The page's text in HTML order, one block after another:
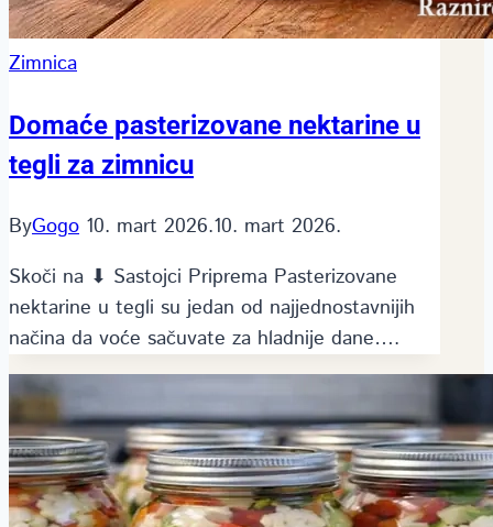
Zimnica
Domaće pasterizovane nektarine u
tegli za zimnicu
ByGogo 10. mart 2026.10. mart 2026.
Skoči na ⬇ Sastojci Priprema Pasterizovane
nektarine u tegli su jedan od najjednostavnijih
načina da voće sačuvate za hladnije dane….